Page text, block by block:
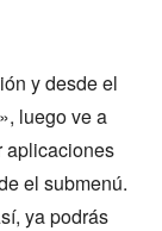
y desde el
luego ve a
aplicaciones
el submenú.
ya podrás